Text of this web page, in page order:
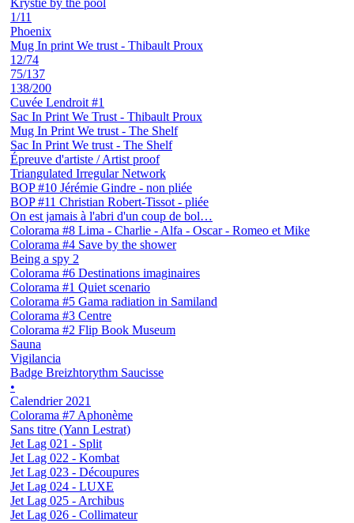
1/11
Phoenix
Mug In print We trust - Thibault Proux
12/74
75/137
138/200
Cuvée Lendroit #1
Sac In Print We Trust - Thibault Proux
Mug In Print We trust - The Shelf
Sac In Print We trust - The Shelf
Épreuve d'artiste / Artist proof
Triangulated Irregular Network
BOP #10 Jérémie Gindre - non pliée
BOP #11 Christian Robert-Tissot - pliée
On est jamais à l'abri d'un coup de bol…
Colorama #8 Lima - Charlie - Alfa - Oscar - Romeo et Mike
Colorama #4 Save by the shower
Being a spy 2
Colorama #6 Destinations imaginaires
Colorama #1 Quiet scenario
Colorama #5 Gama radiation in Samiland
Colorama #3 Centre
Colorama #2 Flip Book Museum
Sauna
Vigilancia
Badge Breizhtorythm Saucisse
•
Calendrier 2021
Colorama #7 Aphonème
Sans titre (Yann Lestrat)
Jet Lag 021 - Split
Jet Lag 022 - Kombat
Jet Lag 023 - Découpures
Jet Lag 024 - LUXE
Jet Lag 025 - Archibus
Jet Lag 026 - Collimateur